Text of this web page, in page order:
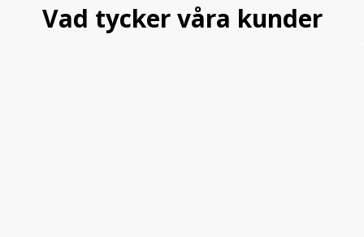
Vad tycker våra kunder